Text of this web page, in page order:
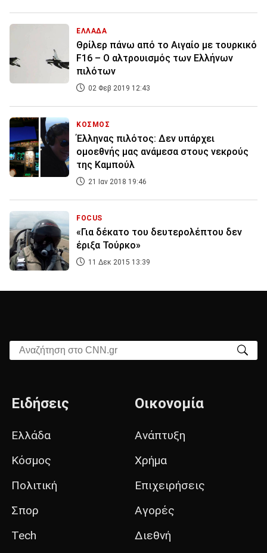
ΕΛΛΑΔΑ
Θρίλερ πάνω από το Αιγαίο με τουρκικό
F16 – Ο αλτρουισμός των Ελλήνων
πιλότων
02 Φεβ 2019 12:43
ΚΟΣΜΟΣ
Έλληνας πιλότος: Δεν υπάρχει
ομοεθνής μας ανάμεσα στους νεκρούς
της Καμπούλ
21 Ιαν 2018 19:46
FOCUS
«Για δέκατο του δευτερολέπτου δεν
έριξα Τούρκο»
11 Δεκ 2015 13:39
Αναζήτηση στο CNN.gr
Ειδήσεις
Ελλάδα
Κόσμος
Πολιτική
Σπορ
Tech
Οικονομία
Ανάπτυξη
Χρήμα
Επιχειρήσεις
Αγορές
Διεθνή